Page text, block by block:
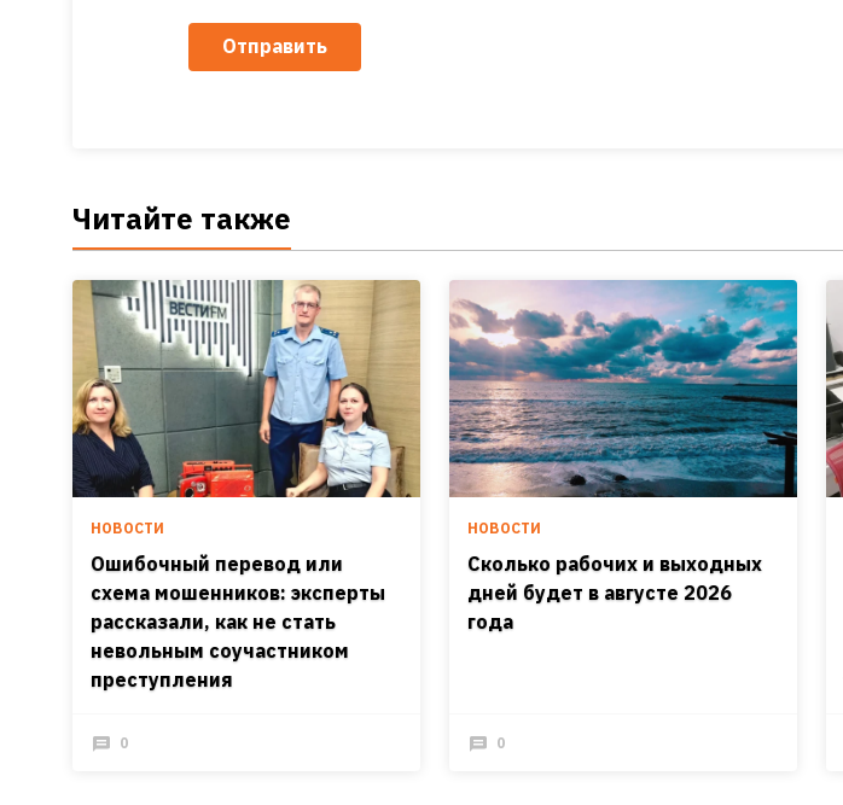
Отправить
Читайте также
НОВОСТИ
Ошибочный перевод или
схема мошенников: эксперты
рассказали, как не стать
невольным соучастником
преступления
0
НОВОСТИ
Сколько рабочих и выходных
дней будет в августе 2026
года
0